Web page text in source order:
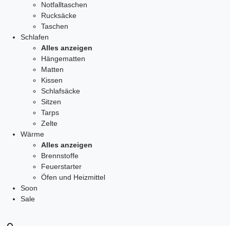
Notfalltaschen
Rucksäcke
Taschen
Schlafen
Alles anzeigen
Hängematten
Matten
Kissen
Schlafsäcke
Sitzen
Tarps
Zelte
Wärme
Alles anzeigen
Brennstoffe
Feuerstarter
Öfen und Heizmittel
Soon
Sale